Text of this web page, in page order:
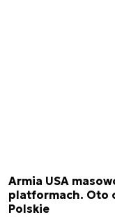
Armia USA
platformach. Oto
Polskie